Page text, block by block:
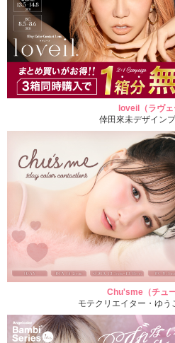
loveil（ラヴェ
倖田來未デザイン
Chu'sme（チュー
モテクリエイター・ゆう